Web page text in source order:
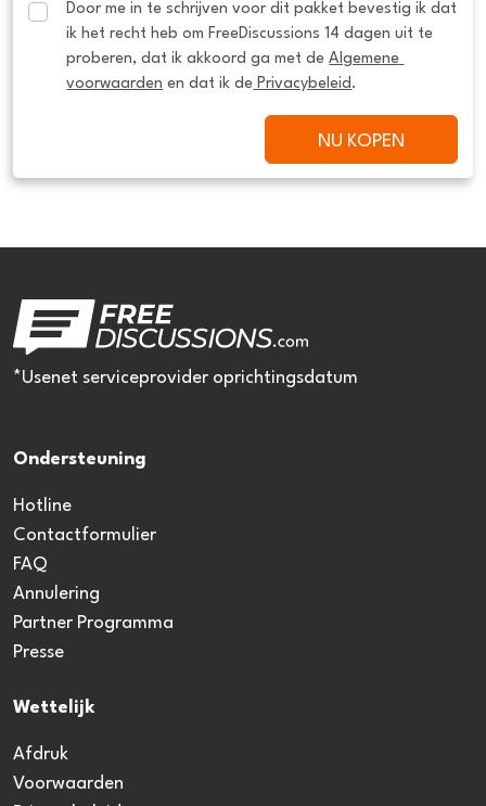
Door me in te schrijven voor dit pakket bevestig ik dat
ik het recht heb om FreeDiscussions 14 dagen uit te
proberen, dat ik akkoord ga met de Algemene
voorwaarden en dat ik de Privacybeleid .
NU KOPEN
*Usenet serviceprovider oprichtingsdatum
Ondersteuning
Hotline
Contactformulier
FAQ
Annulering
Partner Programma
Presse
Wettelijk
Afdruk
Voorwaarden